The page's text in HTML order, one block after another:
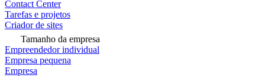
Contact Center
Tarefas e projetos
Criador de sites
Tamanho da empresa
Empreendedor individual
Empresa pequena
Empresa